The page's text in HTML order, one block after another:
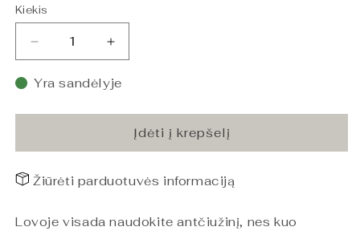
Kiekis
Sumažinti
Antčiužinis
Viivi
kiekį
Padidinti
Antčiužinis
Viivi
kiekį
Yra sandėlyje
Įdėti į krepšelį
Žiūrėti parduotuvės informaciją
Lovoje visada naudokite antčiužinį, nes kuo